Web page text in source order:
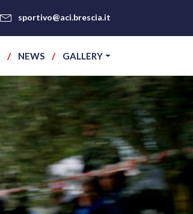
sportivo@aci.brescia.it
NEWS GALLERY